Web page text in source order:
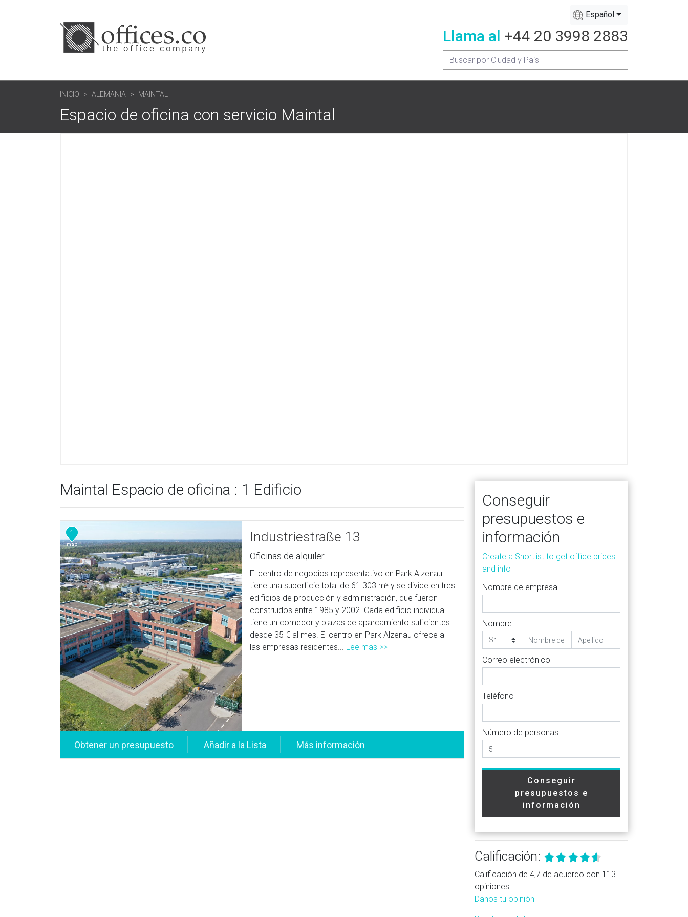
Español
Llama al +44 20 3998 2883
INICIO ALEMANIA MAINTAL
Espacio de oficina con servicio Maintal
Maintal Espacio de oficina : 1 Edificio
1 Industriestraße 13
Oficinas de alquiler
El centro de negocios representativo en Park Alzenau
tiene una superficie total de 61.303 m² y se divide en tres
edificios de producción y administración, que fueron
construidos entre 1985 y 2002. Cada edificio individual
tiene un comedor y plazas de aparcamiento suficientes
desde 35 € al mes. El centro en Park Alzenau ofrece a
las empresas residentes... Lee mas >>
Conseguir
presupuestos e
información
Create a Shortlist to get office prices
and info
Nombre de empresa
Nombre
Correo electrónico
Teléfono
Número de personas
Conseguir
presupuestos e
información
Calificación:
Calificación de 4,7 de acuerdo con 113
opiniones.
Danos tu opinión